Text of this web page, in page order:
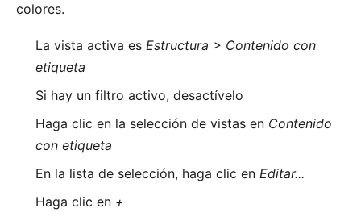
colores.
La vista activa es Estructura > Contenido con
etiqueta
Si hay un filtro activo, desactívelo
Haga clic en la selección de vistas en Contenido
con etiqueta
En la lista de selección, haga clic en Editar...
Haga clic en +